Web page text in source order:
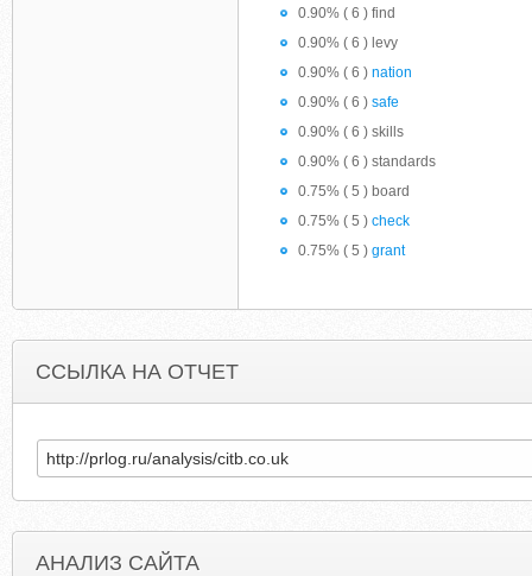
0.90% ( 6 ) find
0.90% ( 6 ) levy
0.90% ( 6 ) nation
0.90% ( 6 ) safe
0.90% ( 6 ) skills
0.90% ( 6 ) standards
0.75% ( 5 ) board
0.75% ( 5 ) check
0.75% ( 5 ) grant
ССЫЛКА НА ОТЧЕТ
АНАЛИЗ САЙТА